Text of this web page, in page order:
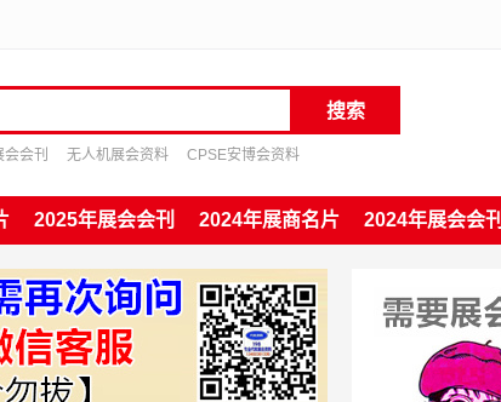
搜索
会刊 无人机展会资料 CPSE安博会资料
2025年展会会刊 2024年展商名片 2024年展会会刊